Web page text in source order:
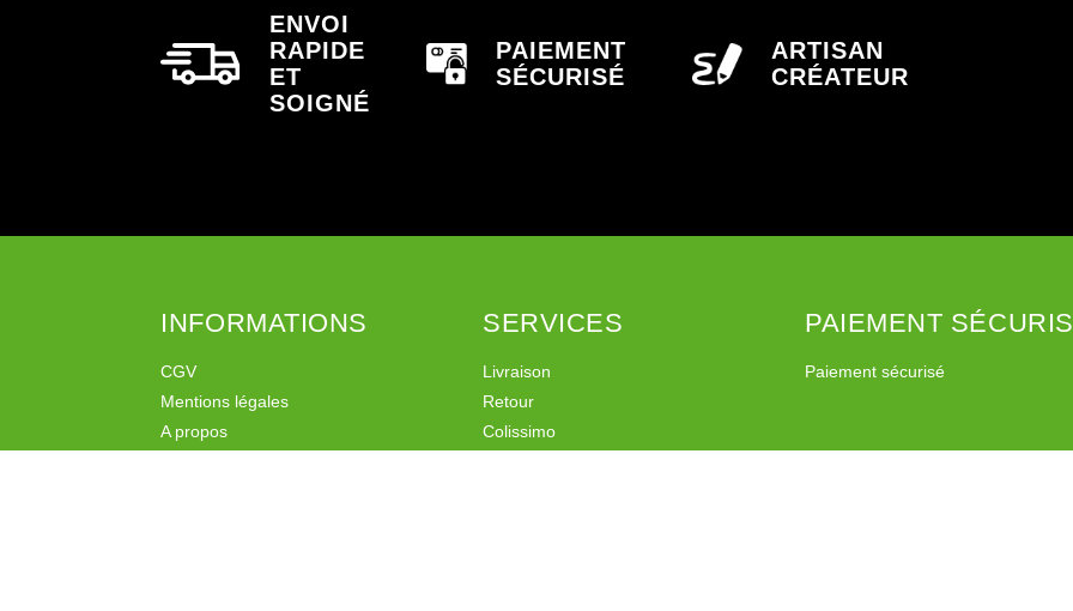
ENVOI
RAPIDE
ET
SOIGNÉ
PAIEMENT
SÉCURISÉ
ARTISAN
CRÉATEUR
INFORMATIONS
CGV
Mentions légales
A propos
SERVICES
Livraison
Retour
Colissimo
PAIEMENT
Paiement sécurisé